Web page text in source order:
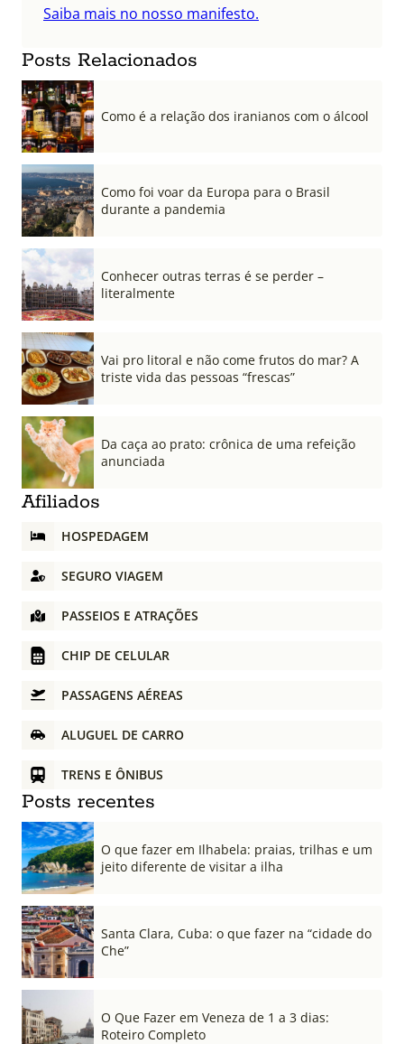
Saiba mais no nosso manifesto.
Posts Relacionados
Como é a relação dos iranianos com o álcool
Como foi voar da Europa para o Brasil
durante a pandemia
Conhecer outras terras é se perder –
literalmente
Vai pro litoral e não come frutos do mar? A
triste vida das pessoas “frescas”
Da caça ao prato: crônica de uma refeição
anunciada
Afiliados
HOSPEDAGEM
SEGURO VIAGEM
PASSEIOS E ATRAÇÕES
CHIP DE CELULAR
PASSAGENS AÉREAS
ALUGUEL DE CARRO
TRENS E ÔNIBUS
Posts recentes
O que fazer em Ilhabela: praias, trilhas e um
jeito diferente de visitar a ilha
Santa Clara, Cuba: o que fazer na “cidade do
Che”
O Que Fazer em Veneza de 1 a 3 dias:
Roteiro Completo